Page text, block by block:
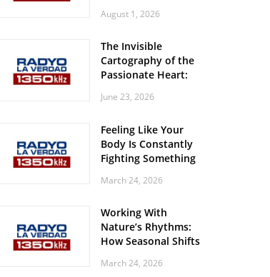
August 1, 2026
The Invisible
Cartography of the
Passionate Heart:
Spatial Solitude in
Roaring Stadiums
June 23, 2026
Feeling Like Your
Body Is Constantly
Fighting Something
Body Might Be
March 24, 2026
Working With
Nature’s Rhythms:
How Seasonal Shifts
and Vitality
March 24, 2026